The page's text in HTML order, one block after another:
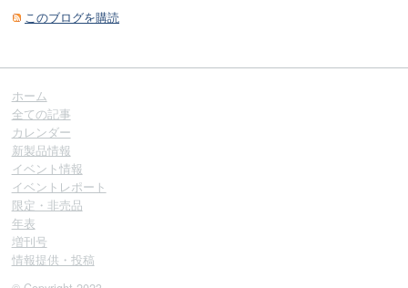
このブログを購読
ホーム
全ての記事
カレンダー
新製品情報
イベント情報
イベントレポート
限定・非売品
年表
増刊号
情報提供・投稿